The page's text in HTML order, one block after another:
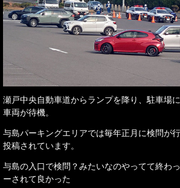
瀬戸中央自動車道からランプを降り、駐車場
車両が待機。
与島パーキングエリアでは毎年正月に検問が
投稿されています。
与島の入口で検問？みたいなのやってて終わ
ーされて良かった